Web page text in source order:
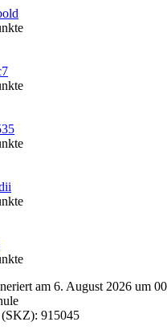
am 6. August 2026 um
915045